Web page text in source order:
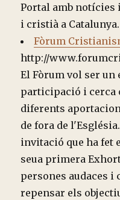
Portal amb notícies
i cristià a Catalunya.
Fòrum
http://
El Fòrum vol ser un
participació i cerca
diferents
de fora de
invitació que ha fet
seua primera
persones audaces i
repensar els